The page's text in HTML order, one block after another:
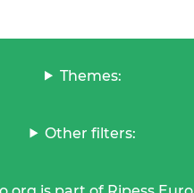
Themes:
Other filters: